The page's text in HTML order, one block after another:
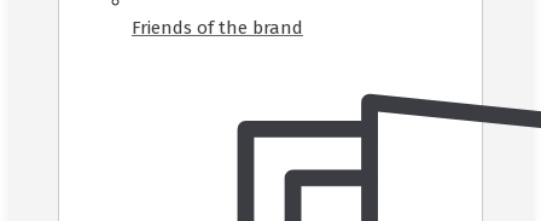
Friends of the brand